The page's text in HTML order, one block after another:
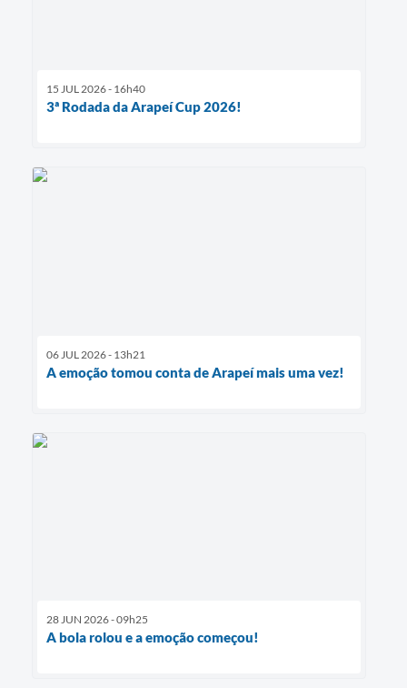
15 JUL 2026 - 16h40
3ª Rodada da Arapeí Cup 2026!
06 JUL 2026 - 13h21
A emoção tomou conta de Arapeí mais uma vez!
28 JUN 2026 - 09h25
A bola rolou e a emoção começou!